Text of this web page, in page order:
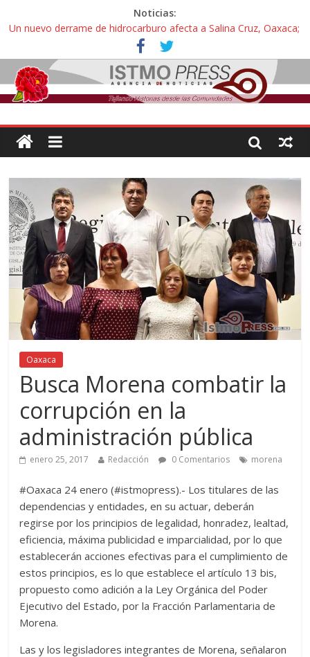
Noticias:
Un nuevo derrame de hidrocarburo afecta a Salina Cruz, Oaxaca;
ahora pescadores de Salinas del Marqués denuncian daños de
Pemex
Ángel, el joven autista expulsado por la Universidad Bienestar de
Ixtepec, Oaxaca vuelve a las aulas tras amparo
Familiares de periodista Alejandro Leyva se reúnen con titular de
intelectuales de su asesinato
Alertan pescadores de Juchitán, Oaxaca de nuevo despojo de su
Pescadores y comuneros ikoots detienen la extracción ilegal de
material pétreo de gravera Oyamel
Oaxaca
Busca Morena combatir la
corrupción en la
administración pública
enero 25, 2017 Redacción 0 Comentarios morena
#Oaxaca 24 enero (#istmopress).- Los titulares de las
dependencias y entidades, en su actuar, deberán
regirse por los principios de legalidad, honradez, lealtad,
eficiencia, máxima publicidad e imparcialidad, por lo que
establecerán acciones efectivas para el cumplimiento de
estos principios, es lo que establece el artículo 13 bis,
propuesto como adición a la Ley Orgánica del Poder
Ejecutivo del Estado, por la Fracción Parlamentaria de
Morena.
Las y los legisladores integrantes de Morena, señalaron